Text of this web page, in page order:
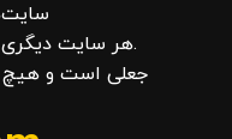
.هر سایت
جعلی است و هیچ